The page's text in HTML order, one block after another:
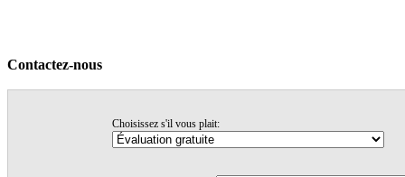
Contactez-nous
Choisissez s'il vous plait: